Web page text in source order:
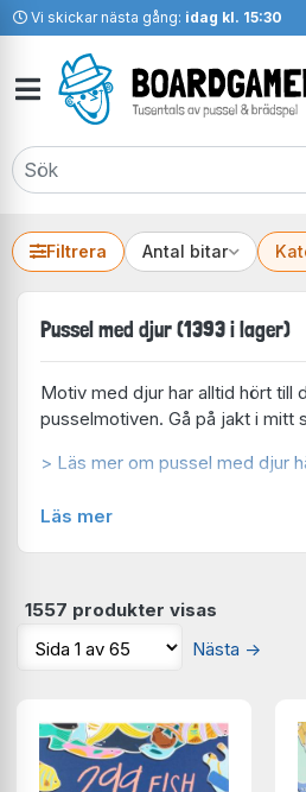
Vi skickar nästa gång: idag kl. 15:30
Filtrera Antal bitar
Pussel med djur (1393 i lager)
Motiv med djur har alltid hört till
pusselmotiven. Gå på jakt i mitt
> Läs mer om pussel med djur
Läs mer
1557 produkter visas
Nästa →